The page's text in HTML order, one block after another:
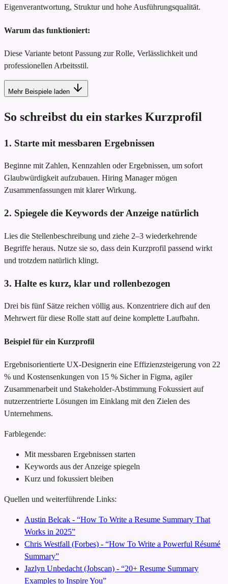
Eigenverantwortung, Struktur und hohe Ausführungsqualität.
Warum das funktioniert:
Diese Variante betont Passung zur Rolle, Verlässlichkeit und
professionellen Arbeitsstil.
Mehr Beispiele laden
So schreibst du ein starkes Kurzprofil
1. Starte mit messbaren Ergebnissen
Beginne mit Zahlen, Kennzahlen oder Ergebnissen, um sofort
Glaubwürdigkeit aufzubauen. Hiring Manager mögen
Zusammenfassungen mit klarer Wirkung.
2. Spiegele die Keywords der Anzeige natürlich
Lies die Stellenbeschreibung und ziehe 2–3 wiederkehrende
Begriffe heraus. Nutze sie so, dass dein Kurzprofil passend wirkt
und trotzdem natürlich klingt.
3. Halte es kurz, klar und rollenbezogen
Drei bis fünf Sätze reichen völlig aus. Konzentriere dich auf den
Mehrwert für diese Rolle statt auf deine komplette Laufbahn.
Beispiel für ein Kurzprofil
Ergebnisorientierte UX-Designerin eine Effizienzsteigerung von 22
% und Kostensenkungen von 15 % Sicher in Figma, agiler
Zusammenarbeit und Stakeholder-Abstimmung Fokussiert auf
nutzerzentrierte Lösungen im Einklang mit den Zielen des
Unternehmens.
Farblegende:
Mit messbaren Ergebnissen starten
Keywords aus der Anzeige spiegeln
Kurz und fokussiert bleiben
Quellen und weiterführende Links:
Austin Belcak - “How To Write a Resume Summary That
Works in 2025”
Chris Westfall (Forbes) - “How To Write a Powerful Résumé
Summary”
Jazlyn Unbedacht (Jobscan) - “20+ Resume Summary
Examples to Inspire You”